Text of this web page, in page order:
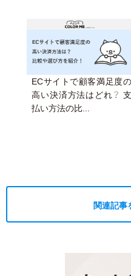
ECサイトで顧客満足度の
高い決済方法はどれ？ 支
払い方法の比...
関連記事